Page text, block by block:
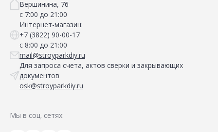
Вершинина, 76
с 7:00 до 21:00
Интернет-магазин:
+7 (3822) 90-00-17
с 8:00 до 21:00
mail@stroyparkdiy.ru
Для запроса счета, актов сверки и закрывающих
документов
osk@stroyparkdiy.ru
Мы в соц. сетях: